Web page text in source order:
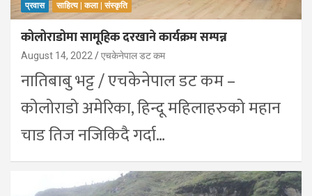
प्रवास साहित्य | कला | संस्कृति
कोलोराडोमा सामूहिक दरखाने कार्यक्रम सम्पन्न
August 14, 2022 एचकेनेपाल डट कम
नातिबाबु भट्ट / एचकेनेपाल डट कम –
कोलोराडो अमेरिका, हिन्दू महिलाहरुको महान
चाड तिज नजिकिदै गर्दा…